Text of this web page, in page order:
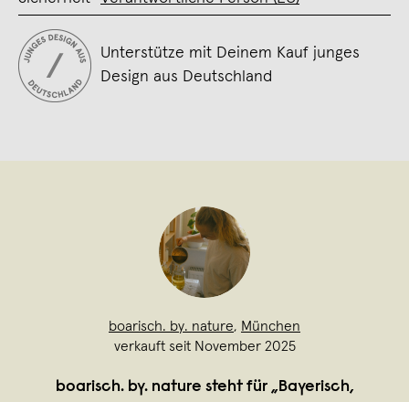
Unterstütze mit Deinem Kauf junges
Design aus Deutschland
boarisch. by. nature, München
verkauft seit November 2025
boarisch. by. nature steht für „Bayerisch,